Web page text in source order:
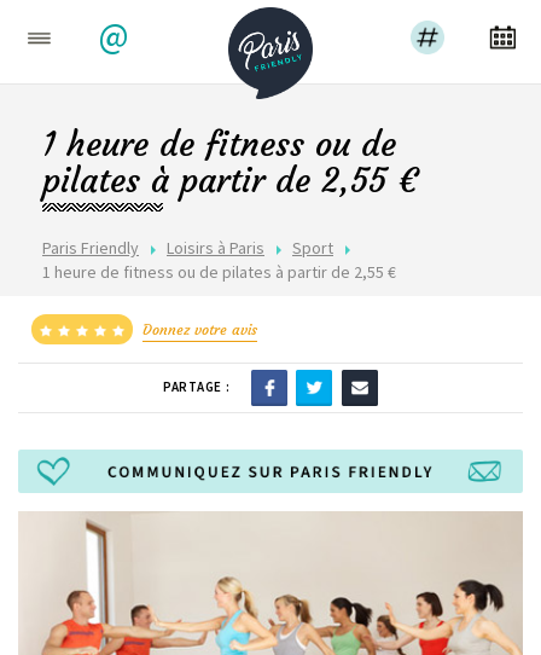
@
Paris Friendly Loisirs à Paris
Sport
1 heure de fitness ou de pilates à partir de 2,55 €
1 heure de fitness ou de
pilates à partir de 2,55 €
Donnez votre avis
PARTAGE :